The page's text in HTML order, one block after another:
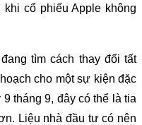
cổ phiếu Apple không
tìm cách thay đổi tất
cho một sự kiện đặc
tháng 9, đây có thể là tia
Liệu nhà đầu tư có nên